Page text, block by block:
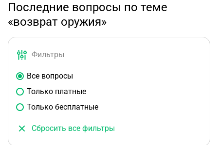
Последние вопросы по теме
«возврат оружия»
Фильтры
Все вопросы
Только платные
Только бесплатные
Сбросить все фильтры